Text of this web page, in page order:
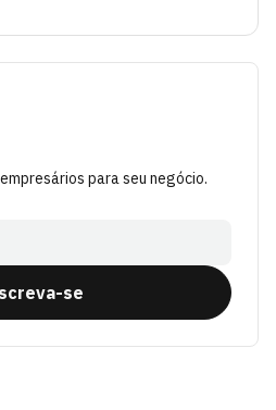
para seu negócio.
se